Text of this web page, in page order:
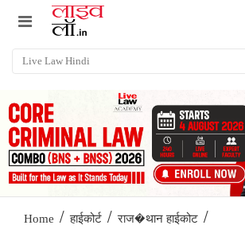
Home / हाईकोर्ट / राज�थान हाईकोट /